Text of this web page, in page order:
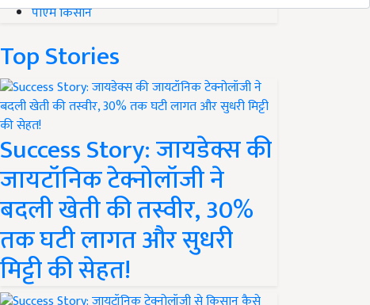
पीएम किसान
Top Stories
Success Story: जायडेक्स की
जायटॉनिक टेक्नोलॉजी ने
बदली खेती की तस्वीर, 30%
तक घटी लागत और सुधरी
मिट्टी की सेहत!